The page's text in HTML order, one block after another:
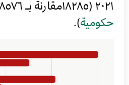
٢٠٢١ (١٨٢٨٥مقارنة بـ ٨٥٧٦،
حكومية).